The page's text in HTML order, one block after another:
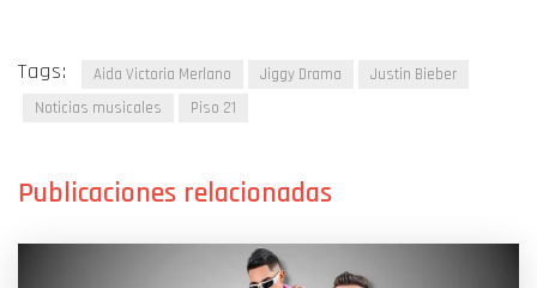
Tags: Aida Victoria Merlano Jiggy Drama
Justin Bieber
Noticias musicales
Piso 21